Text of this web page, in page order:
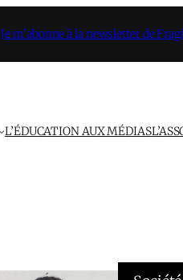
Je m’abonne à la newsletter de
L’ÉDUCATION AUX MÉDIAS